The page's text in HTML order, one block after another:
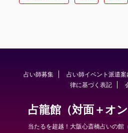
占い師募集 占い師イベント派遣案
律に基づく表記
占龍館（対面＋オ
当たるを超越！大阪心斎橋占いの館